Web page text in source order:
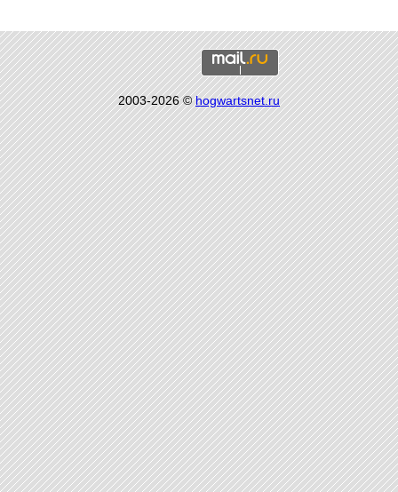
2003-2026 ©hogwartsnet.ru